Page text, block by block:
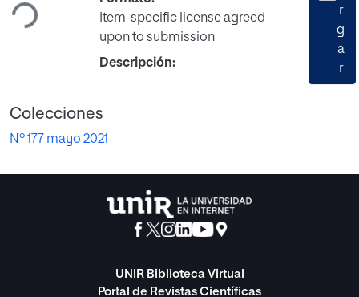
Item-specific license agreed
upon to submission
Descripción:
r
g
a
r
Colecciones
Nº 177 mayo 2021
UNIR Biblioteca Virtual
Portal de Revistas Científicas